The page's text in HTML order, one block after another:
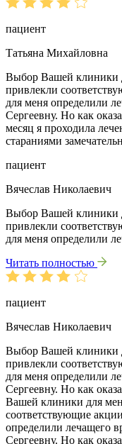
пациент
Татьяна Михайловна
Выбор Вашей клиники
привлекли
для меня определили
Сергеевну. Но как
месяц я проходила
стараниями
пациент
Вячеслав Николаевич
Выбор Вашей клиники
привлекли
для меня определили
Читать полностью
пациент
Вячеслав Николаевич
Выбор Вашей клиники
привлекли
для меня определили
Сергеевну. Но как
Вашей клиники для
соответствующие
определили лечащего
Сергеевну. Но как